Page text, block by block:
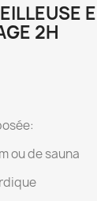
2H
ou de sauna